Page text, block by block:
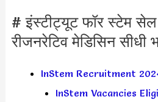
# इंस्टीट्यूट फॉर स्टेम
रीजनरेटिव मेडिसिन सीधी
InStem Recruitment
InStem Vacancies